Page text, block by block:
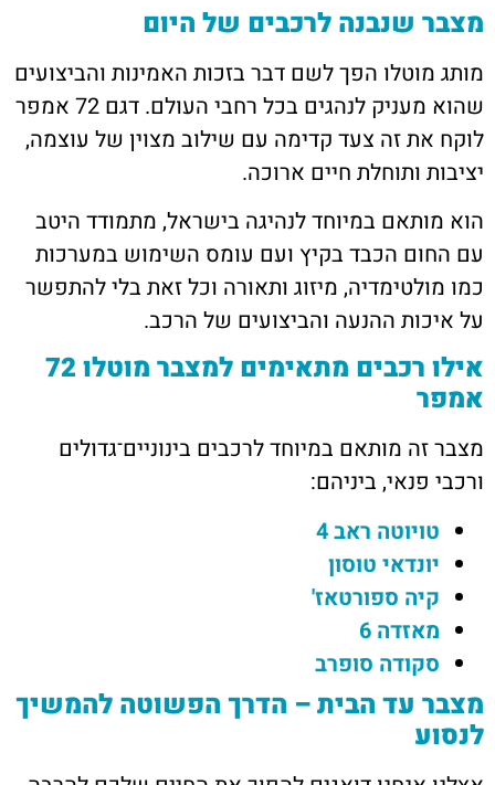
מצבר שנבנה לרכבים של היום
מותג מוטלו הפך לשם דבר בזכות האמינות והביצועים
שהוא מעניק לנהגים בכל רחבי העולם. דגם 72 אמפר
לוקח את זה צעד קדימה עם שילוב מצוין של עוצמה,
יציבות ותוחלת חיים ארוכה.
הוא מותאם במיוחד לנהיגה בישראל, מתמודד היטב
עם החום הכבד בקיץ ועם עומס השימוש במערכות
כמו מולטימדיה, מיזוג ותאורה וכל זאת בלי להתפשר
על איכות ההנעה והביצועים של הרכב.
אילו רכבים מתאימים למצבר מוטלו 72
אמפר
מצבר זה מותאם במיוחד לרכבים בינוניים־גדולים
ורכבי פנאי, ביניהם:
טויוטה ראב 4
יונדאי טוסון
קיה ספורטאז'
מאזדה 6
סקודה סופרב
מצבר עד הבית – הדרך הפשוטה להמשיך
לנסוע